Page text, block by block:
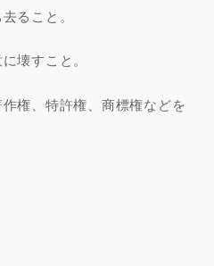
ること。
壊すこと。
権、特許権、商標権などを